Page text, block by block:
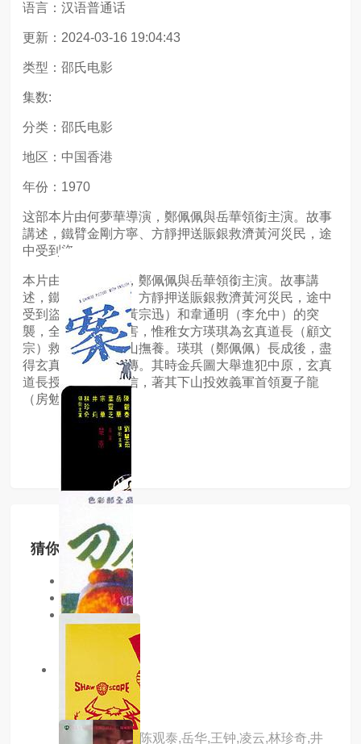
语言：汉语普通话
更新：2024-03-16 19:04:43
类型：邵氏电影
集数:
分类：邵氏电影
地区：中国香港
年份：1970
这部本片由何夢華導演，鄭佩佩與岳華領銜主演。故事
講述，鐵臂金剛方寧、方靜押送賑銀救濟黃河災民，途
中受到盜
本片由何夢華導演，鄭佩佩與岳華領銜主演。故事講
述，鐵臂金剛方寧、方靜押送賑銀救濟黃河災民，途中
受到盜寇韓世雄（黃宗迅）和韋通明（李允中）的突
襲，全家老少遭殺害，惟稚女方瑛琪為玄真道長（顧文
宗）救出，抱入深山撫養。瑛琪（鄭佩佩）長成後，盡
得玄真道長武功真傳。其時金兵圖大舉進犯中原，玄真
道長授瑛琪一劍一信，著其下山投效義軍首領夏子龍
（房勉）……
猜你喜欢
同类型
同地区
同年份
大劫案
主演：李修贤,陈观泰,岳华,王钟,凌云,林珍奇,井